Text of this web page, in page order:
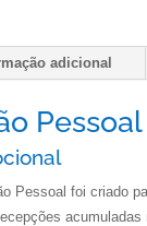
adicional
Pessoal
Pessoal foi criado
acumuladas